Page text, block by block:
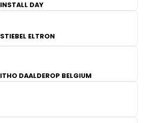
INSTALL DAY
STIEBEL ELTRON
ITHO DAALDEROP BELGIUM